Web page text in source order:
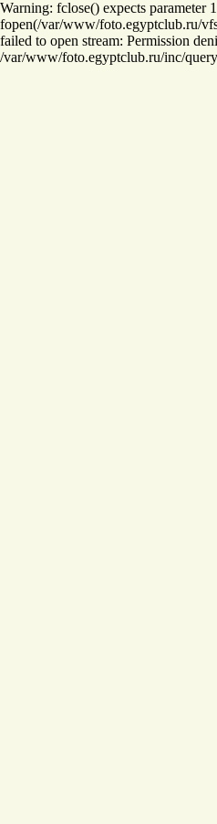
Warning: fclose() expects
fopen(/var/www/foto.egyptclub.ru/
failed to open stream: Permission
/var/www/foto.egyptclub.ru/inc/